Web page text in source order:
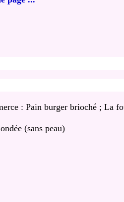
: Pain burger brioché ; La
(sans peau)